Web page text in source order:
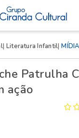
Literatura Infantil
Patrulha
ação